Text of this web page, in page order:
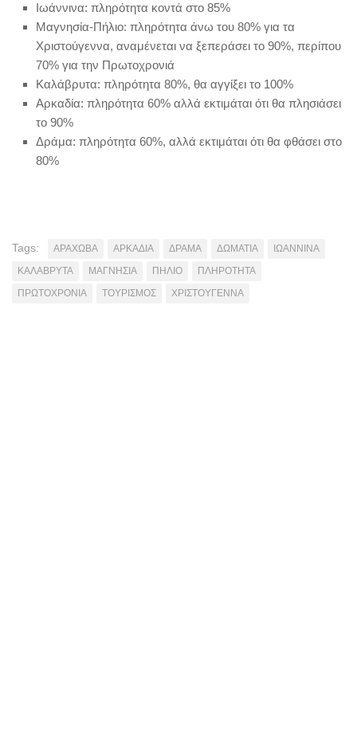
Iωάννινα: πληρότητα κοντά στο 85%
Mαγνησία-Πήλιο: πληρότητα άνω του 80% για τα
Χριστούγεννα, αναμένεται να ξεπεράσει το 90%, περίπου
70% για την Πρωτοχρονιά
Kαλάβρυτα: πληρότητα 80%, θα αγγίξει το 100%
Aρκαδία: πληρότητα 60% αλλά εκτιμάται ότι θα πλησιάσει
το 90%
Δράμα: πληρότητα 60%, αλλά εκτιμάται ότι θα φθάσει στο
80%
Tags: ΑΡΑΧΩΒΑ ΑΡΚΑΔΙΑ ΔΡΑΜΑ ΔΩΜΑΤΙΑ
ΙΩΑΝΝΙΝΑ
ΚΑΛΑΒΡΥΤΑ
ΜΑΓΝΗΣΙΑ ΠΗΛΙΟ
ΠΛΗΡΟΤΗΤΑ
ΠΡΩΤΟΧΡΟΝΙΑ
ΤΟΥΡΙΣΜΟΣ ΧΡΙΣΤΟΥΓΕΝΝΑ